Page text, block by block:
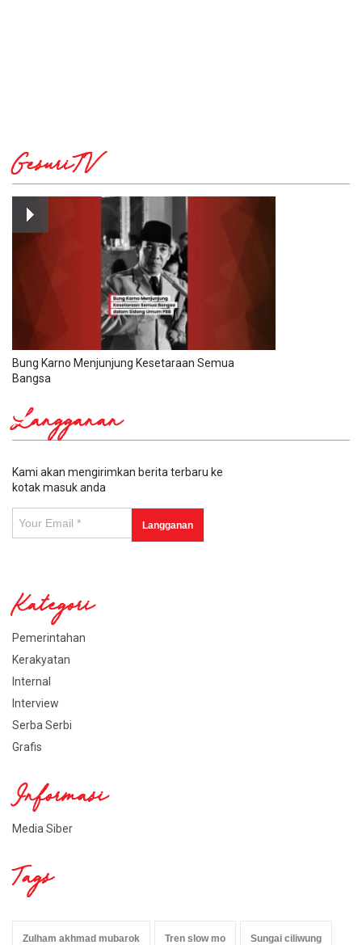
GesuriTV
Bung Karno Menjunjung Kesetaraan Semua
Bangsa
Langganan
Kami akan mengirimkan berita terbaru ke
kotak masuk anda
Kategori
Pemerintahan
Kerakyatan
Internal
Interview
Serba Serbi
Grafis
Informasi
Media Siber
Tags
Zulham akhmad mubarok Tren slow mo Sungai ciliwung